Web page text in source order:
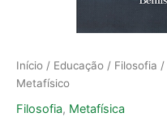
Início / Educação / Filosofia /
Metafísico
Filosofia, Metafísica